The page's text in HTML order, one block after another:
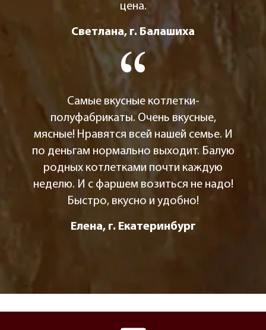
цена.
Светлана, г. Балашиха
Самые вкусные котлетки-
полуфабрикаты. Очень вкусные,
мясные! Нравятся всей нашей семье. И
по деньгам нормально выходит. Балую
родных котлетками почти каждую
неделю. И с фаршем возиться не надо!
Быстро, вкусно и удобно!
Елена, г. Екатеринбург